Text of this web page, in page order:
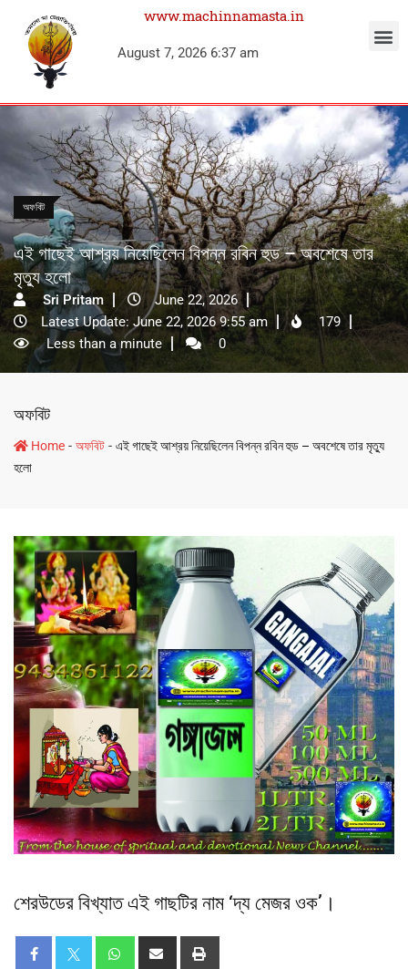
www.machinnamasta.in
August 7, 2026 6:37 am
অফবিট
এই গাছেই আশ্রয় নিয়েছিলেন বিপন্ন রবিন হুড – অবশেষে তার
মৃত্যু হলো
Sri Pritam
June 22, 2026
Latest Update: June 22, 2026 9:55 am
179
Less than a minute
0
অফবিট
Home - অফবিট - এই গাছেই আশ্রয় নিয়েছিলেন বিপন্ন রবিন হুড – অবশেষে তার মৃত্যু
হলো
শেরউডের বিখ্যাত এই গাছটির নাম ‘দ্য মেজর ওক’।